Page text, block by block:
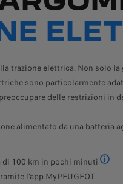
trazione elettrica. Non
sono particolarmente
delle restrizioni in
alimentato da una batteria
il ciclo combinato
di 100 km in pochi minuti
l’app MyPEUGEOT